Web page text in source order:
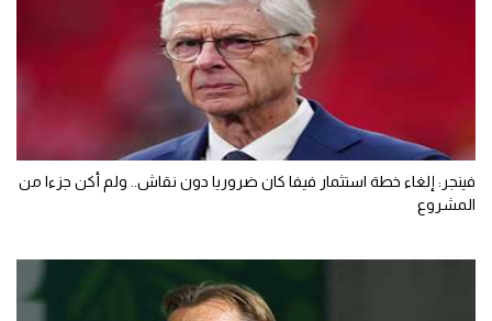
فينجر: إلغاء خطة استثمار فيفا كان ضروريا دون نقاش.. ولم أكن جزءا من
المشروع